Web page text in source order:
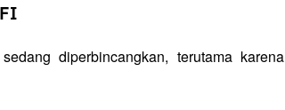
diperbincangkan, terutama karena